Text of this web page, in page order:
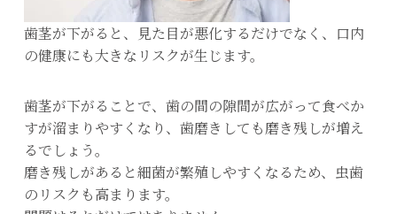
歯茎が下がると、見た目が悪化するだけでなく、口内
の健康にも大きなリスクが生じます。
歯茎が下がることで、歯の間の隙間が広がって食べか
すが溜まりやすくなり、歯磨きしても磨き残しが増え
るでしょう。
磨き残しがあると細菌が繁殖しやすくなるため、虫歯
のリスクも高まります。